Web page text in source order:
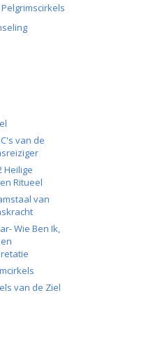
van de
Heilige
Ritueel
van
Wie Ben Ik,
van de Ziel